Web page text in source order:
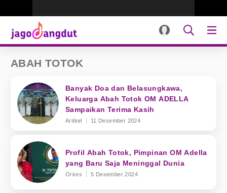
ABAH TOTOK
Banyak Doa dan Belasungkawa,
Keluarga Abah Totok OM ADELLA
Sampaikan Terima Kasih
Artikel 11 Desember 2024
Profil Abah Totok, Pimpinan OM Adella
yang Baru Saja Meninggal Dunia
Orkes 5 Desember 2024